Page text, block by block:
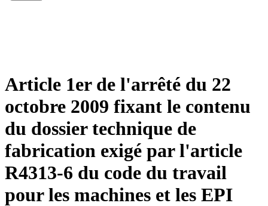
Article 1er de l'arrêté du 22
octobre 2009 fixant le contenu
du dossier technique de
fabrication exigé par l'article
R4313-6 du code du travail
pour les machines et les EPI